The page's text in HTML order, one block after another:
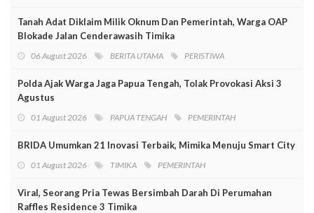
Tanah Adat Diklaim Milik Oknum Dan Pemerintah, Warga OAP
Blokade Jalan Cenderawasih Timika
06 August 2026 BERITA UTAMA PERISTIWA
Polda Ajak Warga Jaga Papua Tengah, Tolak Provokasi Aksi 3
Agustus
01 August 2026 PAPUA TENGAH PEMERINTAH
BRIDA Umumkan 21 Inovasi Terbaik, Mimika Menuju Smart City
01 August 2026 TIMIKA PEMERINTAH
Viral, Seorang Pria Tewas Bersimbah Darah Di Perumahan
Raffles Residence 3 Timika